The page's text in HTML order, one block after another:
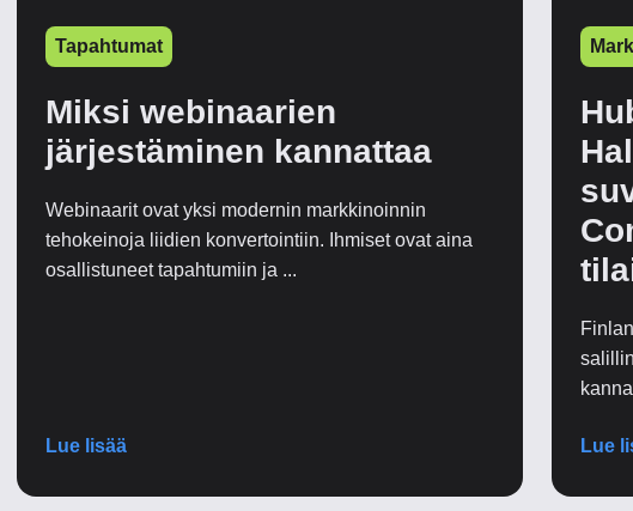
Tapahtumat
Miksi webinaarien
järjestäminen kannattaa
Webinaarit ovat yksi modernin markkinoinnin
tehokeinoja liidien konvertointiin. Ihmiset ovat aina
osallistuneet tapahtumiin ja ...
Lue lisää Lue